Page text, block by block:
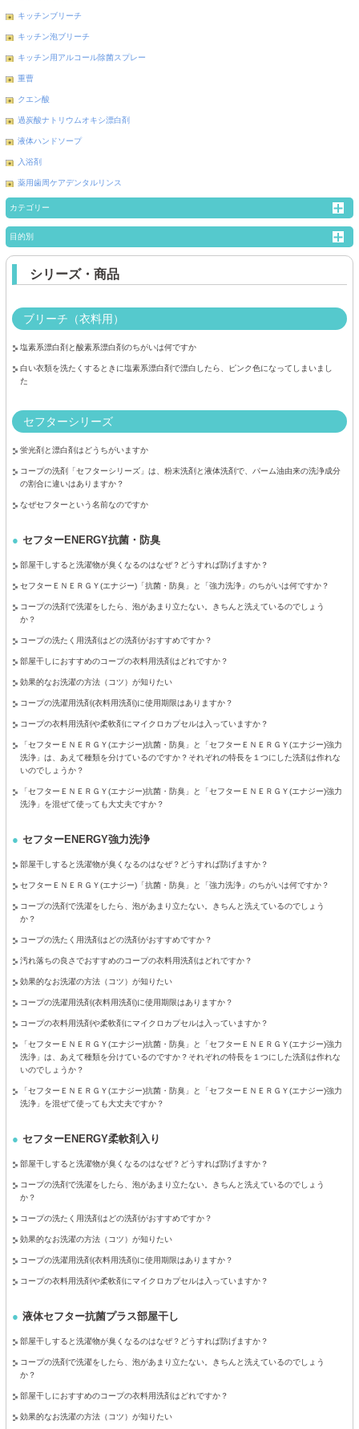
キッチンブリーチ
キッチン泡ブリーチ
キッチン用アルコール除菌スプレー
重曹
クエン酸
過炭酸ナトリウムオキシ漂白剤
液体ハンドソープ
入浴剤
薬用歯周ケアデンタルリンス
カテゴリー
目的別
シリーズ・商品
ブリーチ（衣料用）
塩素系漂白剤と酸素系漂白剤のちがいは何ですか
白い衣類を洗たくするときに塩素系漂白剤で漂白したら、ピンク色になってしまいまし
た
セフターシリーズ
蛍光剤と漂白剤はどうちがいますか
コープの洗剤「セフターシリーズ」は、粉末洗剤と液体洗剤で、パーム油由来の洗浄成分
の割合に違いはありますか？
なぜセフターという名前なのですか
セフターENERGY抗菌・防臭
部屋干しすると洗濯物が臭くなるのはなぜ？どうすれば防げますか？
セフターＥＮＥＲＧＹ(エナジー)「抗菌・防臭」と「強力洗浄」のちがいは何ですか？
コープの洗剤で洗濯をしたら、泡があまり立たない。きちんと洗えているのでしょう
か？
コープの洗たく用洗剤はどの洗剤がおすすめですか？
部屋干しにおすすめのコープの衣料用洗剤はどれですか？
効果的なお洗濯の方法（コツ）が知りたい
コープの洗濯用洗剤(衣料用洗剤)に使用期限はありますか？
コープの衣料用洗剤や柔軟剤にマイクロカプセルは入っていますか？
「セフターＥＮＥＲＧＹ(エナジー)抗菌・防臭」と「セフターＥＮＥＲＧＹ(エナジー)強力
洗浄」は、あえて種類を分けているのですか？それぞれの特長を１つにした洗剤は作れな
いのでしょうか？
「セフターＥＮＥＲＧＹ(エナジー)抗菌・防臭」と「セフターＥＮＥＲＧＹ(エナジー)強力
洗浄」を混ぜて使っても大丈夫ですか？
セフターENERGY強力洗浄
部屋干しすると洗濯物が臭くなるのはなぜ？どうすれば防げますか？
セフターＥＮＥＲＧＹ(エナジー)「抗菌・防臭」と「強力洗浄」のちがいは何ですか？
コープの洗剤で洗濯をしたら、泡があまり立たない。きちんと洗えているのでしょう
か？
コープの洗たく用洗剤はどの洗剤がおすすめですか？
汚れ落ちの良さでおすすめのコープの衣料用洗剤はどれですか？
効果的なお洗濯の方法（コツ）が知りたい
コープの洗濯用洗剤(衣料用洗剤)に使用期限はありますか？
コープの衣料用洗剤や柔軟剤にマイクロカプセルは入っていますか？
「セフターＥＮＥＲＧＹ(エナジー)抗菌・防臭」と「セフターＥＮＥＲＧＹ(エナジー)強力
洗浄」は、あえて種類を分けているのですか？それぞれの特長を１つにした洗剤は作れな
いのでしょうか？
「セフターＥＮＥＲＧＹ(エナジー)抗菌・防臭」と「セフターＥＮＥＲＧＹ(エナジー)強力
洗浄」を混ぜて使っても大丈夫ですか？
セフターENERGY柔軟剤入り
部屋干しすると洗濯物が臭くなるのはなぜ？どうすれば防げますか？
コープの洗剤で洗濯をしたら、泡があまり立たない。きちんと洗えているのでしょう
か？
コープの洗たく用洗剤はどの洗剤がおすすめですか？
効果的なお洗濯の方法（コツ）が知りたい
コープの洗濯用洗剤(衣料用洗剤)に使用期限はありますか？
コープの衣料用洗剤や柔軟剤にマイクロカプセルは入っていますか？
液体セフター抗菌プラス部屋干し
部屋干しすると洗濯物が臭くなるのはなぜ？どうすれば防げますか？
コープの洗剤で洗濯をしたら、泡があまり立たない。きちんと洗えているのでしょう
か？
部屋干しにおすすめのコープの衣料用洗剤はどれですか？
効果的なお洗濯の方法（コツ）が知りたい